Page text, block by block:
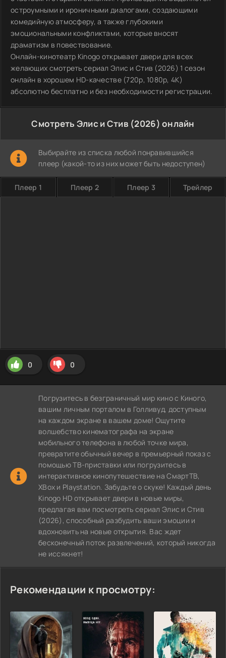
остроумными и ироничными диалогами, создающими
комедийную атмосферу, а также глубокими
эмоциональными конфликтами, которые вносят
драматизм в повествование.
Онлайн-кинотеатр Kinogo открывает двери для всех
желающих смотреть сериал Элис и Стив (2026) 1 сезон
онлайн в хорошем HD-качестве (720p, 1080p, 4K)
абсолютно бесплатно и без необходимости регистрации.
Смотреть Элис и Стив (2026) онлайн
Выбирайте из списка любой понравившийся
плеер (какой-то из них может быть недоступен)
Плеер 1 Плеер 2 Плеер 3 Трейлер
0 0
Погрузитесь в безграничный мир кино с Киного,
вашим личным порталом в Голливуд, доступным
на каждом экране в вашем доме! Ощутите
волшебство кинематографа на экране
мобильного телефона в любой точке мира,
превратите обычный вечер в премьерный показ с
помощью ТВ-приставки или погрузитесь в
интерактивное кинопутешествие на СмартТВ,
XBox и Playstation. Забудьте о скуке! Каждый день
Kinogo HD открывает двери в новые миры,
предлагая вам посмотреть сериал Элис и Стив
(2026), способный разбудить ваши эмоции и
вдохновить на новые открытия. Вас ждет
бесконечный поток развлечений, который никогда
не иссякнет!
Рекомендации к просмотру: